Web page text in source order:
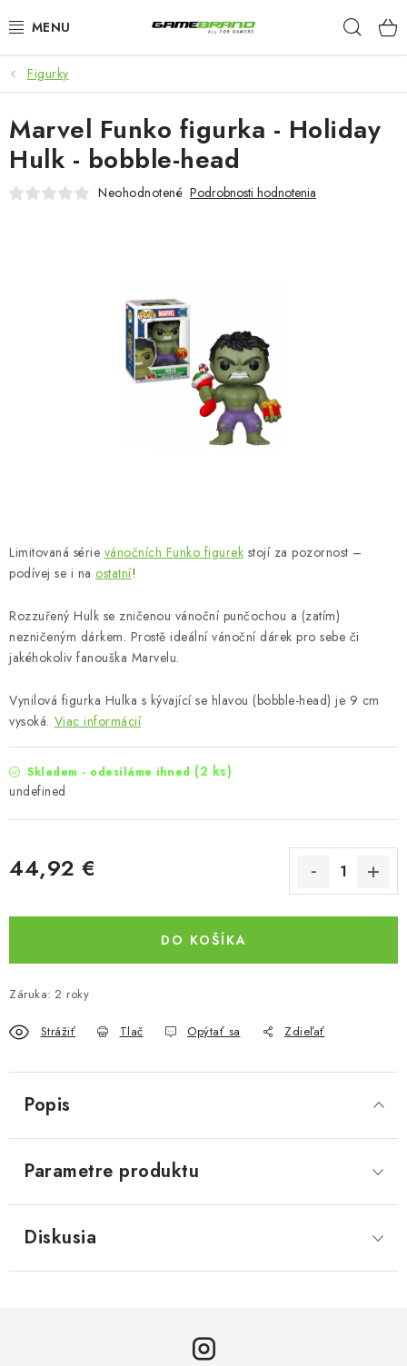
na
KATEGORIE
FILMY A SERIÁLY
HRY
Doprava a platba Kontakt
Figurky
Limitovaná série vánočních Funko figurek stojí za pozornost –
podívej se i na ostatní!
Rozzuřený Hulk se zničenou vánoční punčochou a (zatím)
nezničeným dárkem. Prostě ideální vánoční dárek pro sebe či
jakéhokoliv fanouška Marvelu.
Vynilová figurka Hulka s kývající se hlavou (bobble-head) je 9 cm
vysoká. Viac informácií
Skladem - odesíláme ihned (2 ks)
undefined
44,92 €
DO KOŠÍKA
Záruka: 2 roky
Tlač Opýtať sa
Strážiť Zdieľať
Marvel Funko figurka - Holiday
Hulk - bobble-head
Neohodnotené Podrobnosti hodnotenia
Popis
Parametre produktu
Diskusia